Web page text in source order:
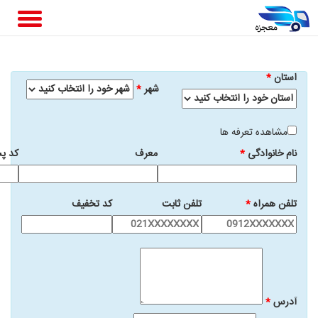
استان*
شهر*
مشاهده تعرفه ها
نام خانوادگی * معرف کد
تلفن همراه* تلفن ثابت کد تخفیف
آدرس*